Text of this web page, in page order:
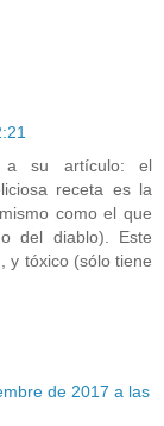
a su artículo: el
receta es la
como el que
del diablo). Este
y tóxico (sólo tiene
de 2017 a las